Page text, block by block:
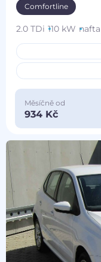
Comfortline
2.0 TDi 110 kW nafta
Měsíčně od
934 Kč